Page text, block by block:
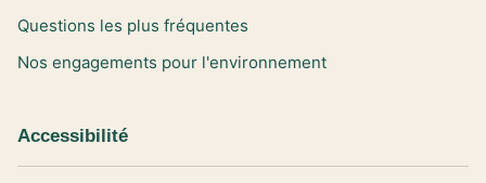
Questions les plus fréquentes
Nos engagements pour l'environnement
Accessibilité